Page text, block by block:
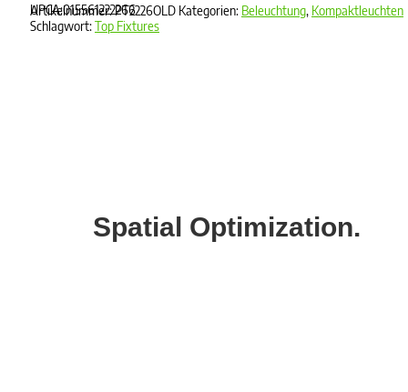
Artikelnummer:PT2226OLD Kategorien: Beleuchtung, Kompaktleuchten
Schlagwort:Top Fixtures
UPCA:015561222266
Spatial Optimization.